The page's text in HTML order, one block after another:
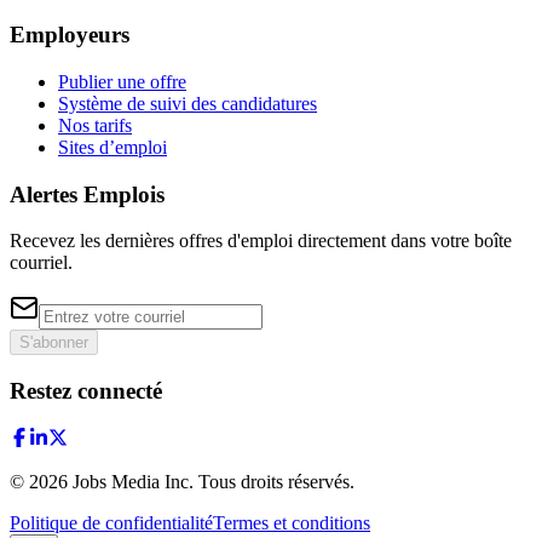
Employeurs
Publier une offre
Système de suivi des candidatures
Nos tarifs
Sites d’emploi
Alertes Emplois
Recevez les dernières offres d'emploi directement dans votre boîte
courriel.
S'abonner
Restez connecté
© 2026 Jobs Media Inc. Tous droits réservés.
Politique de confidentialitéTermes et conditions